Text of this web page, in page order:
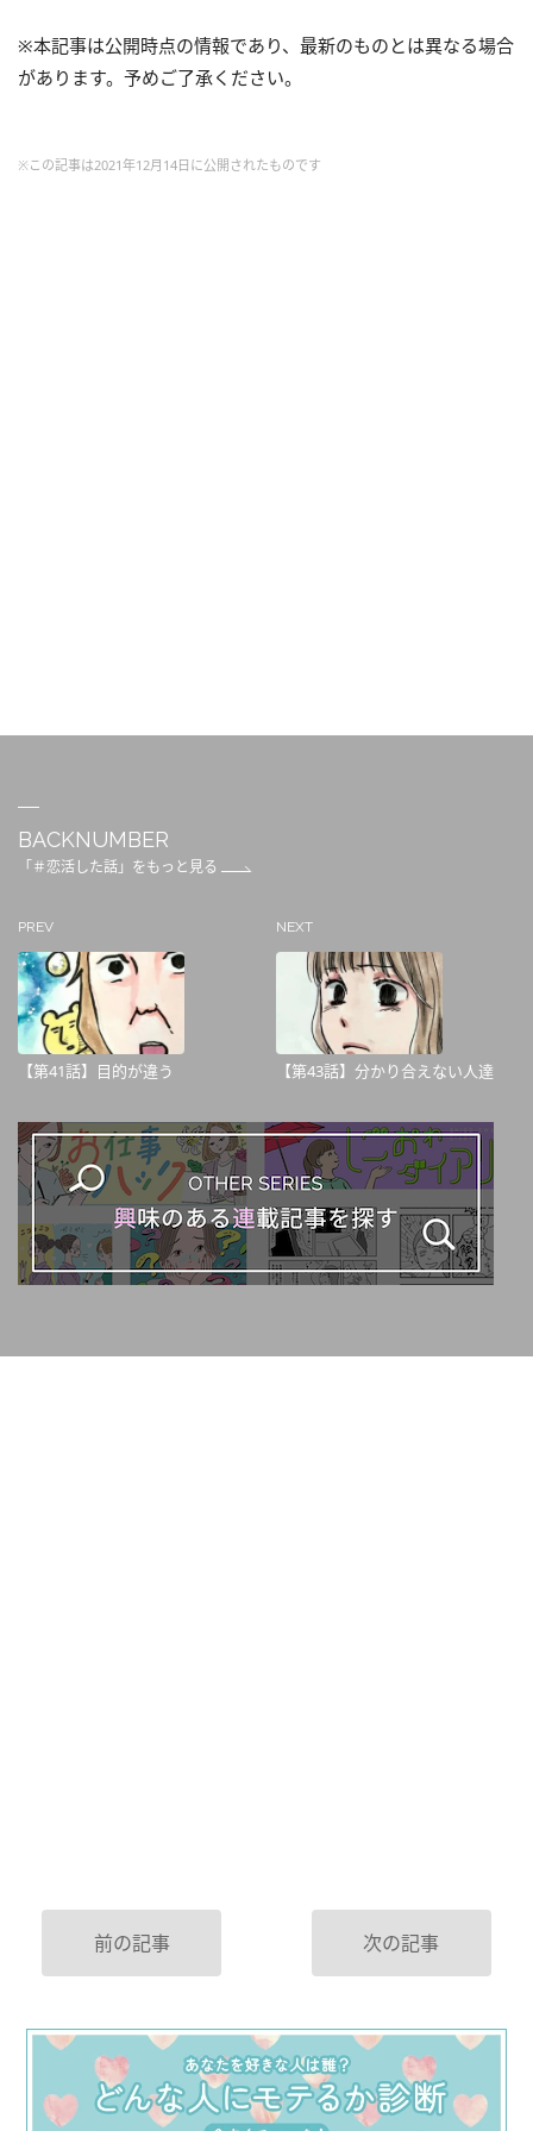
※本記事は公開時点の情報であり、最新のものとは異なる場合
があります。予めご了承ください。
※この記事は2021年12月14日に公開されたものです
BACKNUMBER
「＃恋活した話」をもっと見る
PREV
【第41話】目的が違う
NEXT
【第43話】分かり合えない人達
前の記事 次の記事